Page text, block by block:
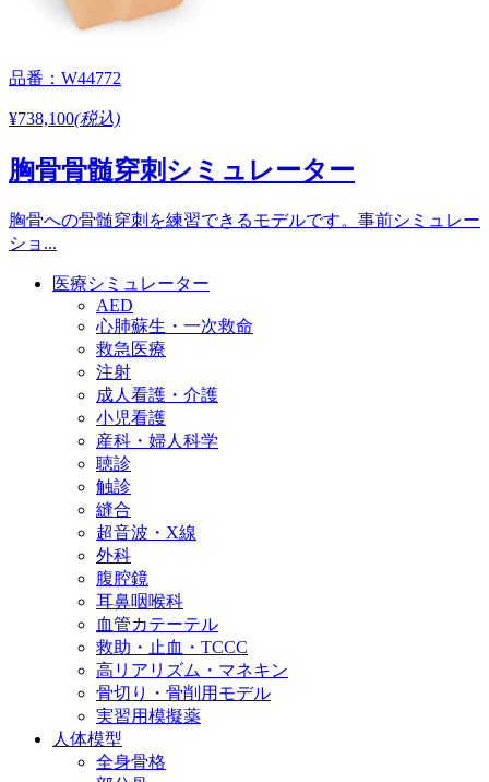
品番：W44772
¥738,100(税込)
胸骨骨髄穿刺シミュレーター
胸骨への骨髄穿刺を練習できるモデルです。事前シミュレー
ショ...
医療シミュレーター
AED
心肺蘇生・一次救命
救急医療
注射
成人看護・介護
小児看護
産科・婦人科学
聴診
触診
縫合
超音波・X線
外科
腹腔鏡
耳鼻咽喉科
血管カテーテル
救助・止血・TCCC
高リアリズム・マネキン
骨切り・骨削用モデル
実習用模擬薬
人体模型
全身骨格